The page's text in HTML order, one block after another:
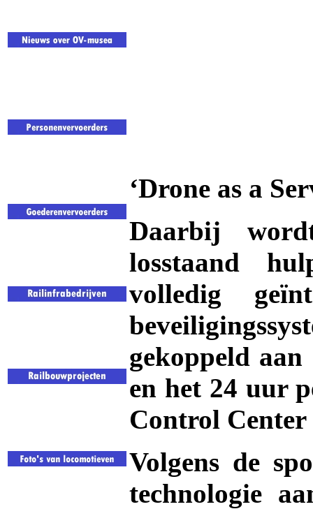
‘Drone as a
Daarbij
losstaand
volledig
gekoppeld aan
en het 24 uur
Control Center
Volgens de
technologie